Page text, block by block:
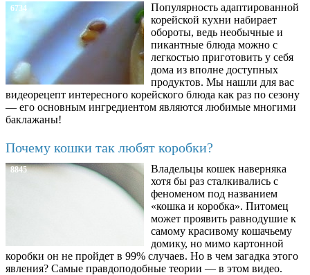
6734
Популярность адаптированной
корейской кухни набирает
обороты, ведь необычные и
пикантные блюда можно с
легкостью приготовить у себя
дома из вполне доступных
продуктов. Мы нашли для вас
видеорецепт интересного корейского блюда как раз по сезону
— его основным ингредиентом являются любимые многими
баклажаны!
Почему кошки так любят коробки?
8845
Владельцы кошек наверняка
хотя бы раз сталкивались с
феноменом под названием
«кошка и коробка». Питомец
может проявить равнодушие к
самому красивому кошачьему
домику, но мимо картонной
коробки он не пройдет в 99% случаев. Но в чем загадка этого
явления? Самые правдоподобные теории — в этом видео.